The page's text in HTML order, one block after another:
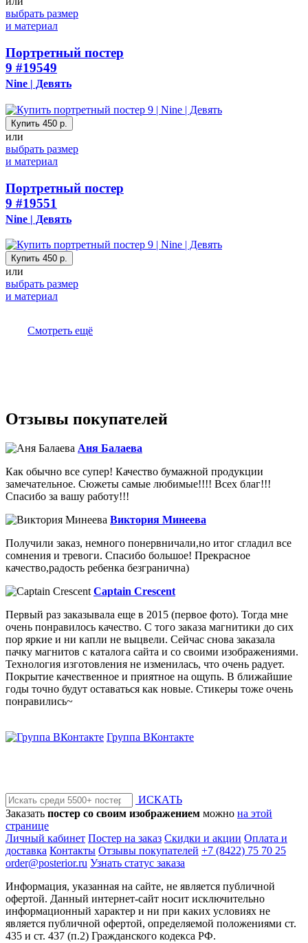
выбрать размер
и материал
Портретный постер
9 #19549
Nine | Девять
Купить 450 р.
или
выбрать размер
и материал
Портретный постер
9 #19551
Nine | Девять
Купить 450 р.
или
выбрать размер
и материал
Смотреть ещё
Отзывы покупателей
Аня Балаева
Как обычно все супер! Качество бумажной продукции
замечательное. Сюжеты самые любимые!!!! Всех благ!!!
Спасибо за вашу работу!!!
Виктория Минеева
Получили заказ, немного понервничали,но итог сгладил все
сомнения и тревоги. Спасибо большое! Прекрасное
качество,радость ребенка безгранична)
Captain Crescent
Первый раз заказывала еще в 2015 (первое фото). Тогда мне
очень понравилось качество. С того заказа магнитики до сих
пор яркие и ни капли не выцвели. Сейчас снова заказала
пачку магнитов с каталога сайта и со своими изображениями.
Технология изготовления не изменилась, что очень радует.
Покрытие качественное и приятное на ощупь. В ближайшие
годы точно будут оставаться как новые. Стикеры тоже очень
понравились~
Группа ВКонтакте
ИСКАТЬ
Заказать постер со своим изображением можно на этой
странице
Личный кабинет Постер на заказ Скидки и акции Оплата и
доставка Контакты Отзывы покупателей +7 (8422) 75 70 25
order@posterior.ru Узнать статус заказа
Информация, указанная на сайте, не является публичной
офертой. Данный интернет-сайт носит исключительно
информационный характер и ни при каких условиях не
является публичной офертой, определяемой положениями ст.
435 и ст. 437 (п.2) Гражданского кодекса РФ.